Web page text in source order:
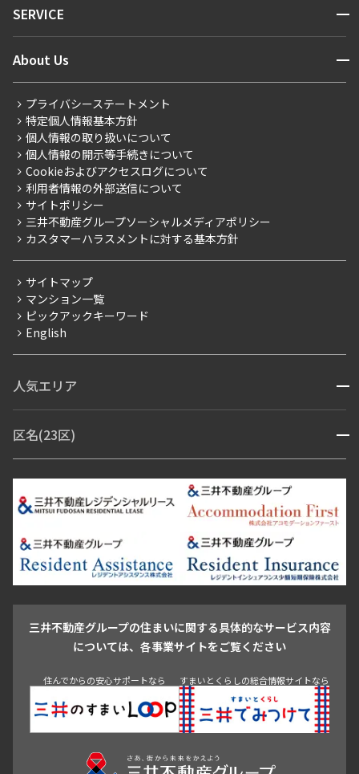
新着情報から探す
新着募集情報
こだわりから探す
こだわり一覧
プレミアムマンション
新築
当社限定（港区・渋谷区）
当社限定（港区・渋谷区以外）
三井不動産企画
賃料改定
フリーレント
ペット可
ブランドマンション
マンションレポート
住まいのコラム
SERVICE 開閉
会員ページ
ご入居・提携サービス
お部屋探しからご契約まで
よくあるご質問
社宅紹介
【仲介会社様向け】当社仲介事業部取り扱い物件入居申込
About Us 開閉
会社情報
事業案内
採用情報
ニュースリリース
お問い合わせ
プライバシーステートメント
特定個人情報基本方針
個人情報の取り扱いについて
個人情報の開示等手続きについて
Cookieおよびアクセスログについて
利用者情報の外部送信について
サイトポリシー
三井不動産グループソーシャルメディアポリシー
カスタマーハラスメントに対する基本方針
サイトマップ
マンション一覧
ピックアックキーワード
English
人気エリア 開閉
青山・表参道・原宿
市ヶ谷・神楽坂・飯田橋
三田・芝・浜松町
芝浦・汐留・品川
月島・勝どき・豊洲
本郷・春日・小石川
目白・高田馬場・早稲田
池尻大橋・三軒茶屋
祐天寺・学芸大学・自由が丘
駒沢・用賀・二子玉川
成城・砧
池袋・板橋・王子
青山 渋谷 東京・大手町 新宿 品川
目黒・中目黒
区名(23区) 開閉
江東区 台東区 墨田区
中野区
豊島区
杉並区 板橋区 練馬区 荒川区
足立区
葛飾区
江戸川区
三井不動産グループの住まいに関する具体的なサービス内容
については、各事業サイトをご覧ください
住んでからの安心サポートなら すまいとくらしの総合情報サイトなら